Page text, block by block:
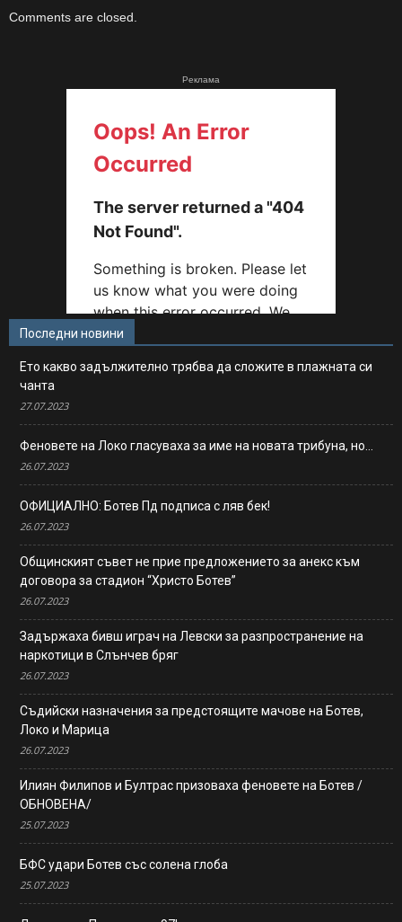
Comments are closed.
Реклама
Последни новини
Ето какво задължително трябва да сложите в плажната си
чанта
27.07.2023
Феновете на Локо гласуваха за име на новата трибуна, но…
26.07.2023
ОФИЦИАЛНО: Ботев Пд подписа с ляв бек!
26.07.2023
Общинският съвет не прие предложението за анекс към
договора за стадион “Христо Ботев”
26.07.2023
Задържаха бивш играч на Левски за разпространение на
наркотици в Слънчев бряг
26.07.2023
Съдийски назначения за предстоящите мачове на Ботев,
Локо и Марица
26.07.2023
Илиян Филипов и Бултрас призоваха феновете на Ботев /
ОБНОВЕНА/
25.07.2023
БФС удари Ботев със солена глоба
25.07.2023